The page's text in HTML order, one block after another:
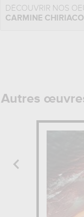
DÉCOUVRIR NOS
CARMINE CHIRIACO
Autres